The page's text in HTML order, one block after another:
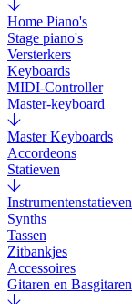
Home Piano's
Stage piano's
Versterkers
Keyboards
MIDI-Controller
Master-keyboard
Master Keyboards
Accordeons
Statieven
Instrumentenstatieven
Synths
Tassen
Zitbankjes
Accessoires
Gitaren en Basgitaren